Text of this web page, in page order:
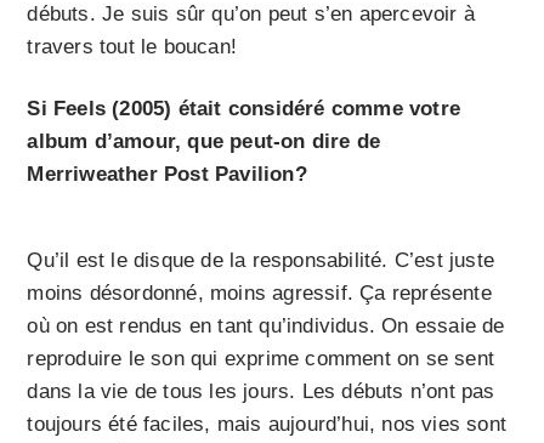
débuts. Je suis sûr qu’on peut s’en apercevoir à
travers tout le boucan!
Si Feels (2005) était considéré comme votre
album d’amour, que peut-on dire de
Merriweather Post Pavilion?
Qu’il est le disque de la responsabilité. C’est juste
moins désordonné, moins agressif. Ça représente
où on est rendus en tant qu’individus. On essaie de
reproduire le son qui exprime comment on se sent
dans la vie de tous les jours. Les débuts n’ont pas
toujours été faciles, mais aujourd’hui, nos vies sont